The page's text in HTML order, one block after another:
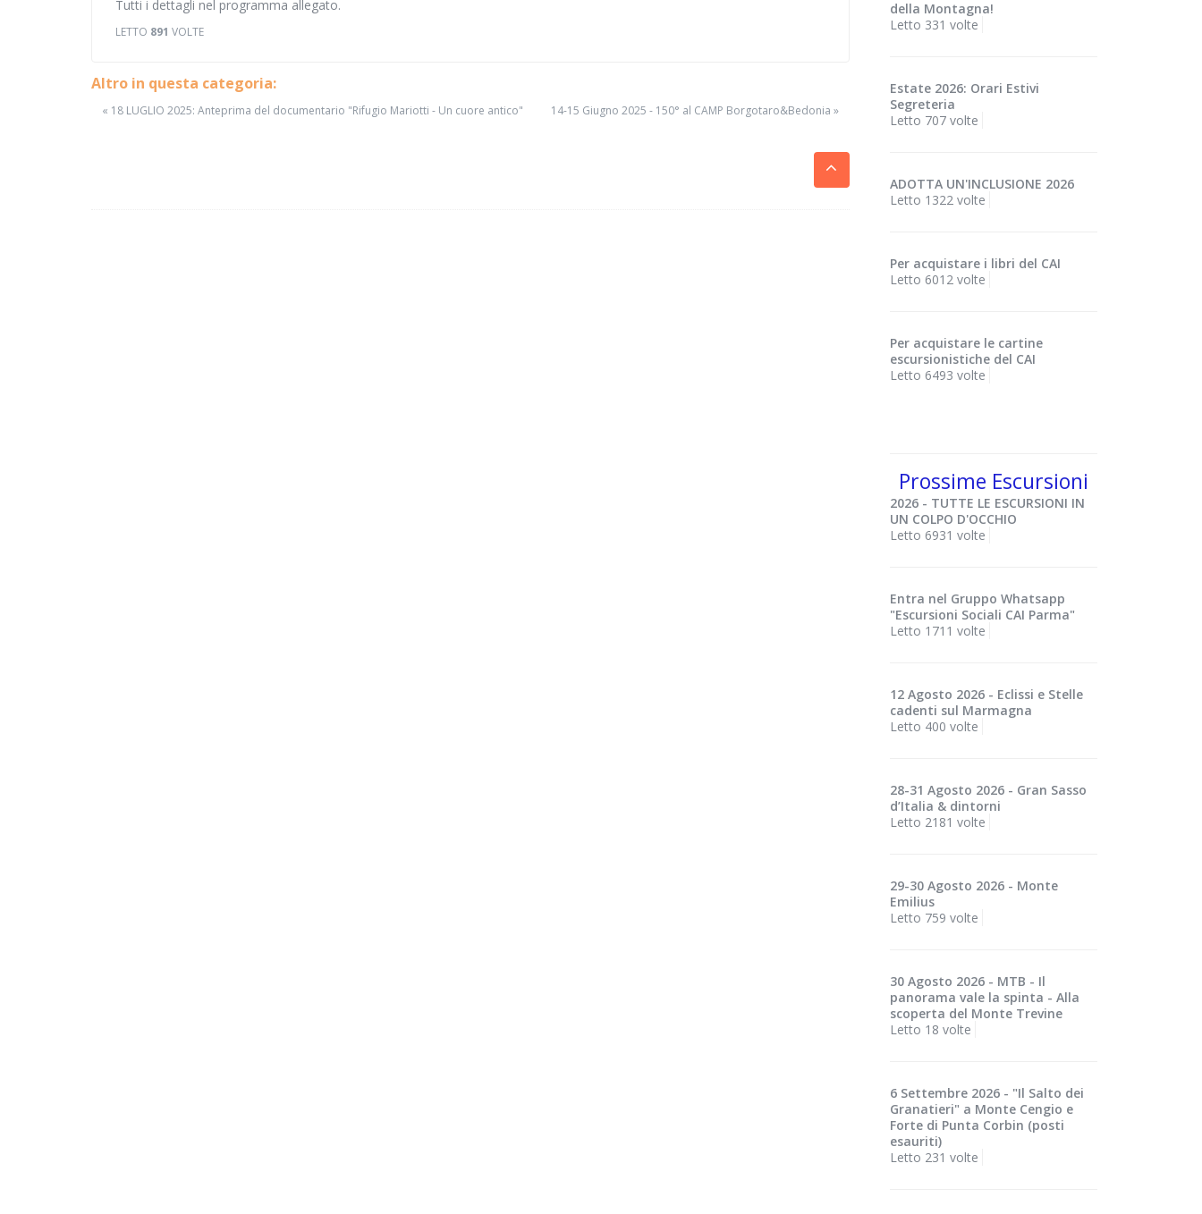
Tutti i dettagli nel programma allegato.
LETTO 891 VOLTE
Altro in questa categoria:
« 18 LUGLIO 2025: Anteprima del documentario "Rifugio Mariotti - Un cuore antico" 14-15 Giugno 2025 - 150° al CAMP Borgotaro&Bedonia »
della Montagna!
Letto 331 volte
Estate 2026: Orari Estivi
Segreteria
Letto 707 volte
ADOTTA UN'INCLUSIONE 2026
Letto 1322 volte
Per acquistare i libri del CAI
Letto 6012 volte
Per acquistare le cartine
escursionistiche del CAI
Letto 6493 volte
Prossime Escursioni
2026 - TUTTE LE ESCURSIONI IN
UN COLPO D'OCCHIO
Letto 6931 volte
Entra nel Gruppo Whatsapp
"Escursioni Sociali CAI Parma"
Letto 1711 volte
12 Agosto 2026 - Eclissi e Stelle
cadenti sul Marmagna
Letto 400 volte
28-31 Agosto 2026 - Gran Sasso
d’Italia & dintorni
Letto 2181 volte
29-30 Agosto 2026 - Monte
Emilius
Letto 759 volte
30 Agosto 2026 - MTB - Il
panorama vale la spinta - Alla
scoperta del Monte Trevine
Letto 18 volte
6 Settembre 2026 - "Il Salto dei
Granatieri" a Monte Cengio e
Forte di Punta Corbin (posti
esauriti)
Letto 231 volte